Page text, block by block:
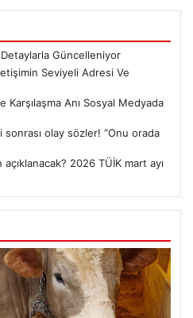
Detaylarla Güncelleniyor
Seviyeli Adresi Ve
Karşılaşma Anı Sosyal Medyada
sonrası olay sözler! “Onu orada
2026 TÜİK mart ayı